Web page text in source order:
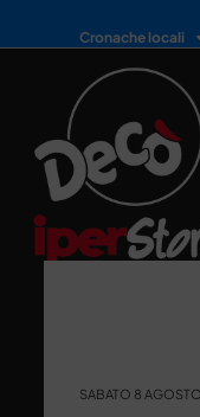
Cronache locali
SABATO 8